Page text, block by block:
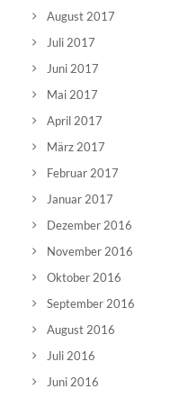
August 2017
Juli 2017
Juni 2017
Mai 2017
April 2017
März 2017
Februar 2017
Januar 2017
Dezember 2016
November 2016
Oktober 2016
September 2016
August 2016
Juli 2016
Juni 2016